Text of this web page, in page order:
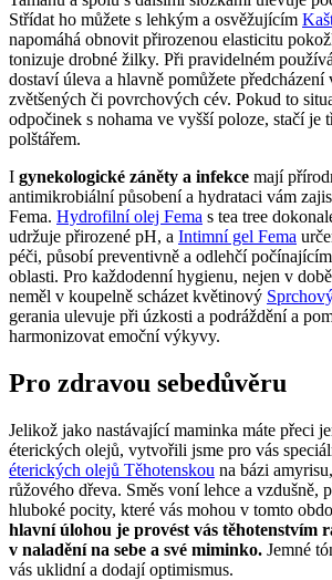
Střídat ho můžete s lehkým a osvěžujícím
napomáhá obnovit přirozenou elasticitu
tonizuje drobné žilky. Při pravidelném
dostaví úleva a hlavně pomůžete
zvětšených či povrchových cév. Pokud to
odpočinek s nohama ve vyšší poloze, stačí je
polštářem.
I gynekologické záněty a infekce mají
antimikrobiální působení a hydrataci vám
Fema. Hydrofilní olej Fema s tea tree
udržuje přirozené pH, a Intimní gel Fema
péči, působí preventivně a odlehčí
oblasti. Pro každodenní hygienu, nejen v
neměl v koupelně scházet květinový
gerania ulevuje při úzkosti a podráždění a
harmonizovat emoční výkyvy.
Pro zdravou sebedůvěru
Jelikož jako nastávající maminka máte přeci
éterických olejů, vytvořili jsme pro vás
éterických olejů Těhotenskou na bázi
růžového dřeva. Směs voní lehce a vzdušně,
hluboké pocity, které vás mohou v tomto
hlavní úlohou je provést vás těhotenstvím
v naladění na sebe a své miminko. Jemné
vás uklidní a dodají optimismus.